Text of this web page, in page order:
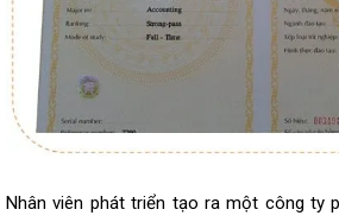
Nhân viên phát triển tạo ra một công ty